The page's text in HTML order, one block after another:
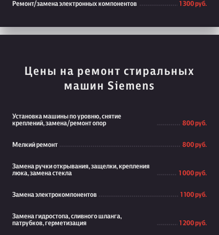
Ремонт/замена электронных компонентов 1 300 руб.
Цены на ремонт стиральных
машин Siemens
Установка машины по уровню, снятие
креплений, замена/ремонт опор
800 руб.
Мелкий ремонт 800 руб.
Замена ручки открывания, защелки, крепления
люка, замена стекла
1 000 руб.
Замена электрокомпонентов 1 100 руб.
Замена гидростопа, сливного шланга,
патрубков, герметизация
1 200 руб.